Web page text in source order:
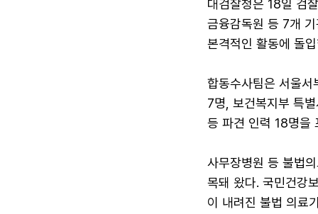
대검찰청은 18일 검
금융감독원 등 7개
본격적인 활동에 돌
합동수사팀은 서울서
7명, 보건복지부 특별
등 파견 인력 18명을
사무장병원 등 불법
목돼 왔다. 국민건강
이 내려진 불법 의료